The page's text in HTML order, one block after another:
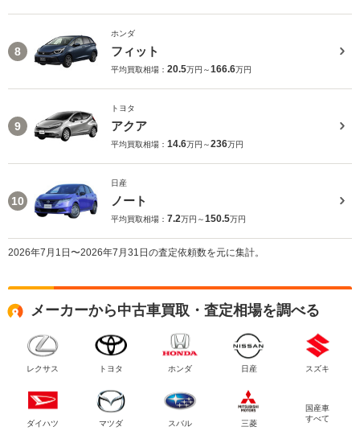
8
ホンダ
フィット
平均買取相場： 20.5万円～166.6万円
9
トヨタ
アクア
平均買取相場： 14.6万円～236万円
10
日産
ノート
平均買取相場： 7.2万円～150.5万円
2026年7月1日〜2026年7月31日の査定依頼数を元に集計。
メーカーから中古車買取・査定相場を調べる
レクサス トヨタ ホンダ 日産 スズキ
ダイハツ マツダ スバル 三菱
国産車
すべて